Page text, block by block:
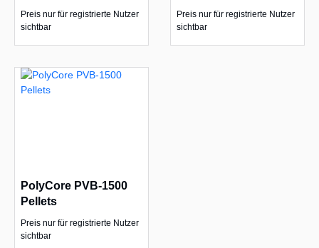
Preis nur für registrierte Nutzer
sichtbar
Preis nur für registrierte Nutzer
sichtbar
PolyCore PVB-1500
Pellets
Preis nur für registrierte Nutzer
sichtbar